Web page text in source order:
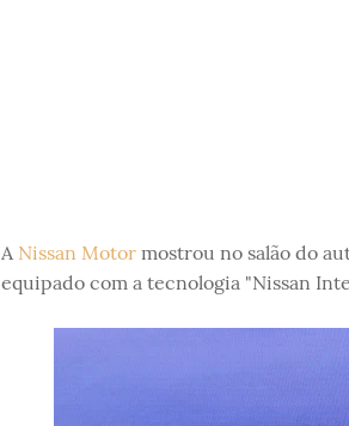
A Nissan Motormostrou no salão do
equipado com a tecnologia "Nissan